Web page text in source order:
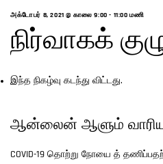
அக்டோபர் 8, 2021 @ காலை 9:00 - 11:00 மணி
நிர்வாகக்
இந்த நிகழ்வு கடந்து விட்டது.
ஆன்லைன் ஆளும்
COVID-19 தொற்று நோயை த்